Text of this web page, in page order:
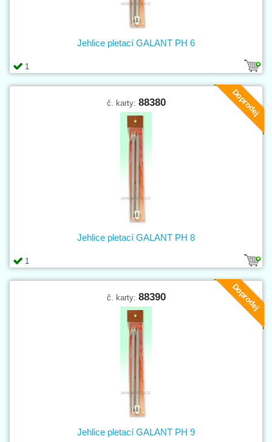
1
Jehlice pletací GALANT PH 6
Doprodej
č. karty: 88380
1
Jehlice pletací GALANT PH 8
Doprodej
č. karty: 88390
Jehlice pletací GALANT PH 9